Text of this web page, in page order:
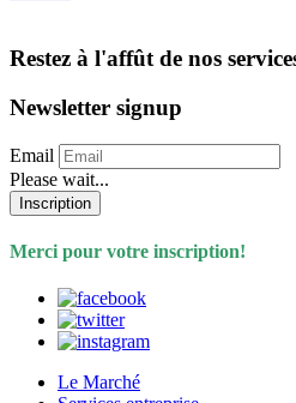
Restez à l'affût de nos
Newsletter signup
Email
Please wait...
Inscription
Merci pour votre inscription!
Le Marché